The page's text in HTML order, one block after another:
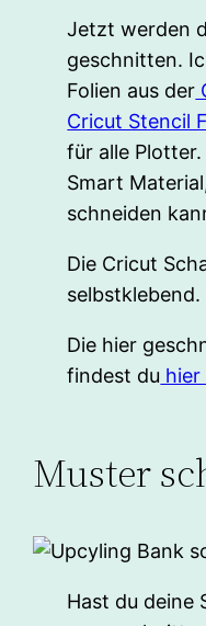
Jetzt werden
geschnitten.
Folien aus der
Cricut Stencil
für alle
Smart
schneiden
Die Cricut
selbstklebend.
Die hier
findest du hier
Muster
Hast du deine